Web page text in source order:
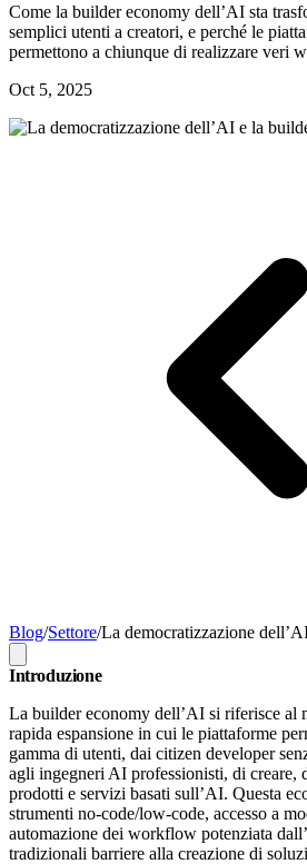
Come la builder economy dell’AI sta
semplici utenti a creatori, e perché le
permettono a chiunque di realizzare veri
Oct 5, 2025
Blog/Settore/La democratizzazione
Introduzione
La builder economy dell’AI si riferisce al
rapida espansione in cui le piattaforme
gamma di utenti, dai citizen developer
agli ingegneri AI professionisti, di creare,
prodotti e servizi basati sull’AI. Questa
strumenti no-code/low-code, accesso a
automazione dei workflow potenziata
tradizionali barriere alla creazione di